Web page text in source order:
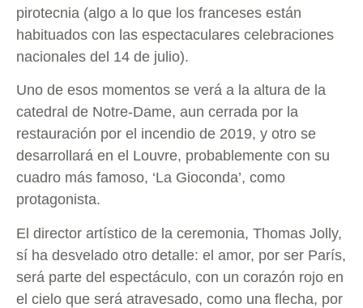
pirotecnia (algo a lo que los franceses están
habituados con las espectaculares celebraciones
nacionales del 14 de julio).
Uno de esos momentos se verá a la altura de la
catedral de Notre-Dame, aun cerrada por la
restauración por el incendio de 2019, y otro se
desarrollará en el Louvre, probablemente con su
cuadro más famoso, ‘La Gioconda’, como
protagonista.
El director artístico de la ceremonia, Thomas Jolly,
sí ha desvelado otro detalle: el amor, por ser París,
será parte del espectáculo, con un corazón rojo en
el cielo que será atravesado, como una flecha, por